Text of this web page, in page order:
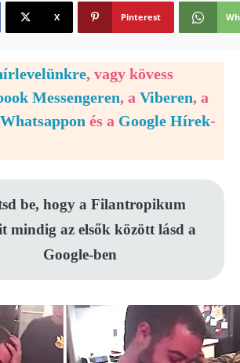
X Pinterest
, vagy kövess
Messengeren, a Viberen, a
Whatsappon és a Google Hírek-
be, hogy a Filantropikum
mindig az elsők között lásd a
Google-ben